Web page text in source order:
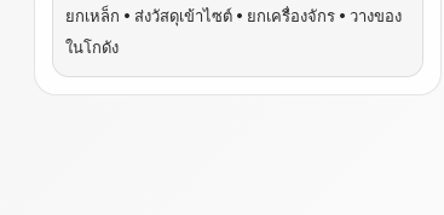
ยกเหล็ก • ส่งวัสดุเข้าไซต์ • ยกเครื่องจักร • วางของ
ในโกดัง